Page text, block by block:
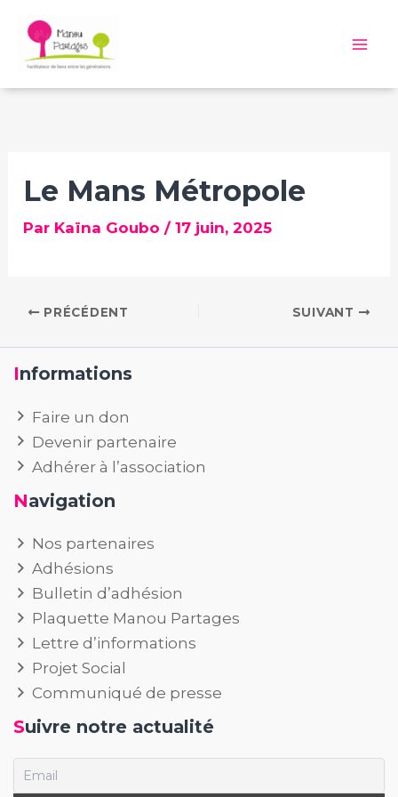
contenu
Le Mans Métropole
Par Kaïna Goubo/17 juin, 2025
PRÉCÉDENT SUIVANT
Informations
Faire un don
Devenir partenaire
Adhérer à l’association
Navigation
Nos partenaires
Adhésions
Bulletin d’adhésion
Plaquette Manou Partages
Lettre d’informations
Projet Social
Communiqué de presse
Suivre notre actualité